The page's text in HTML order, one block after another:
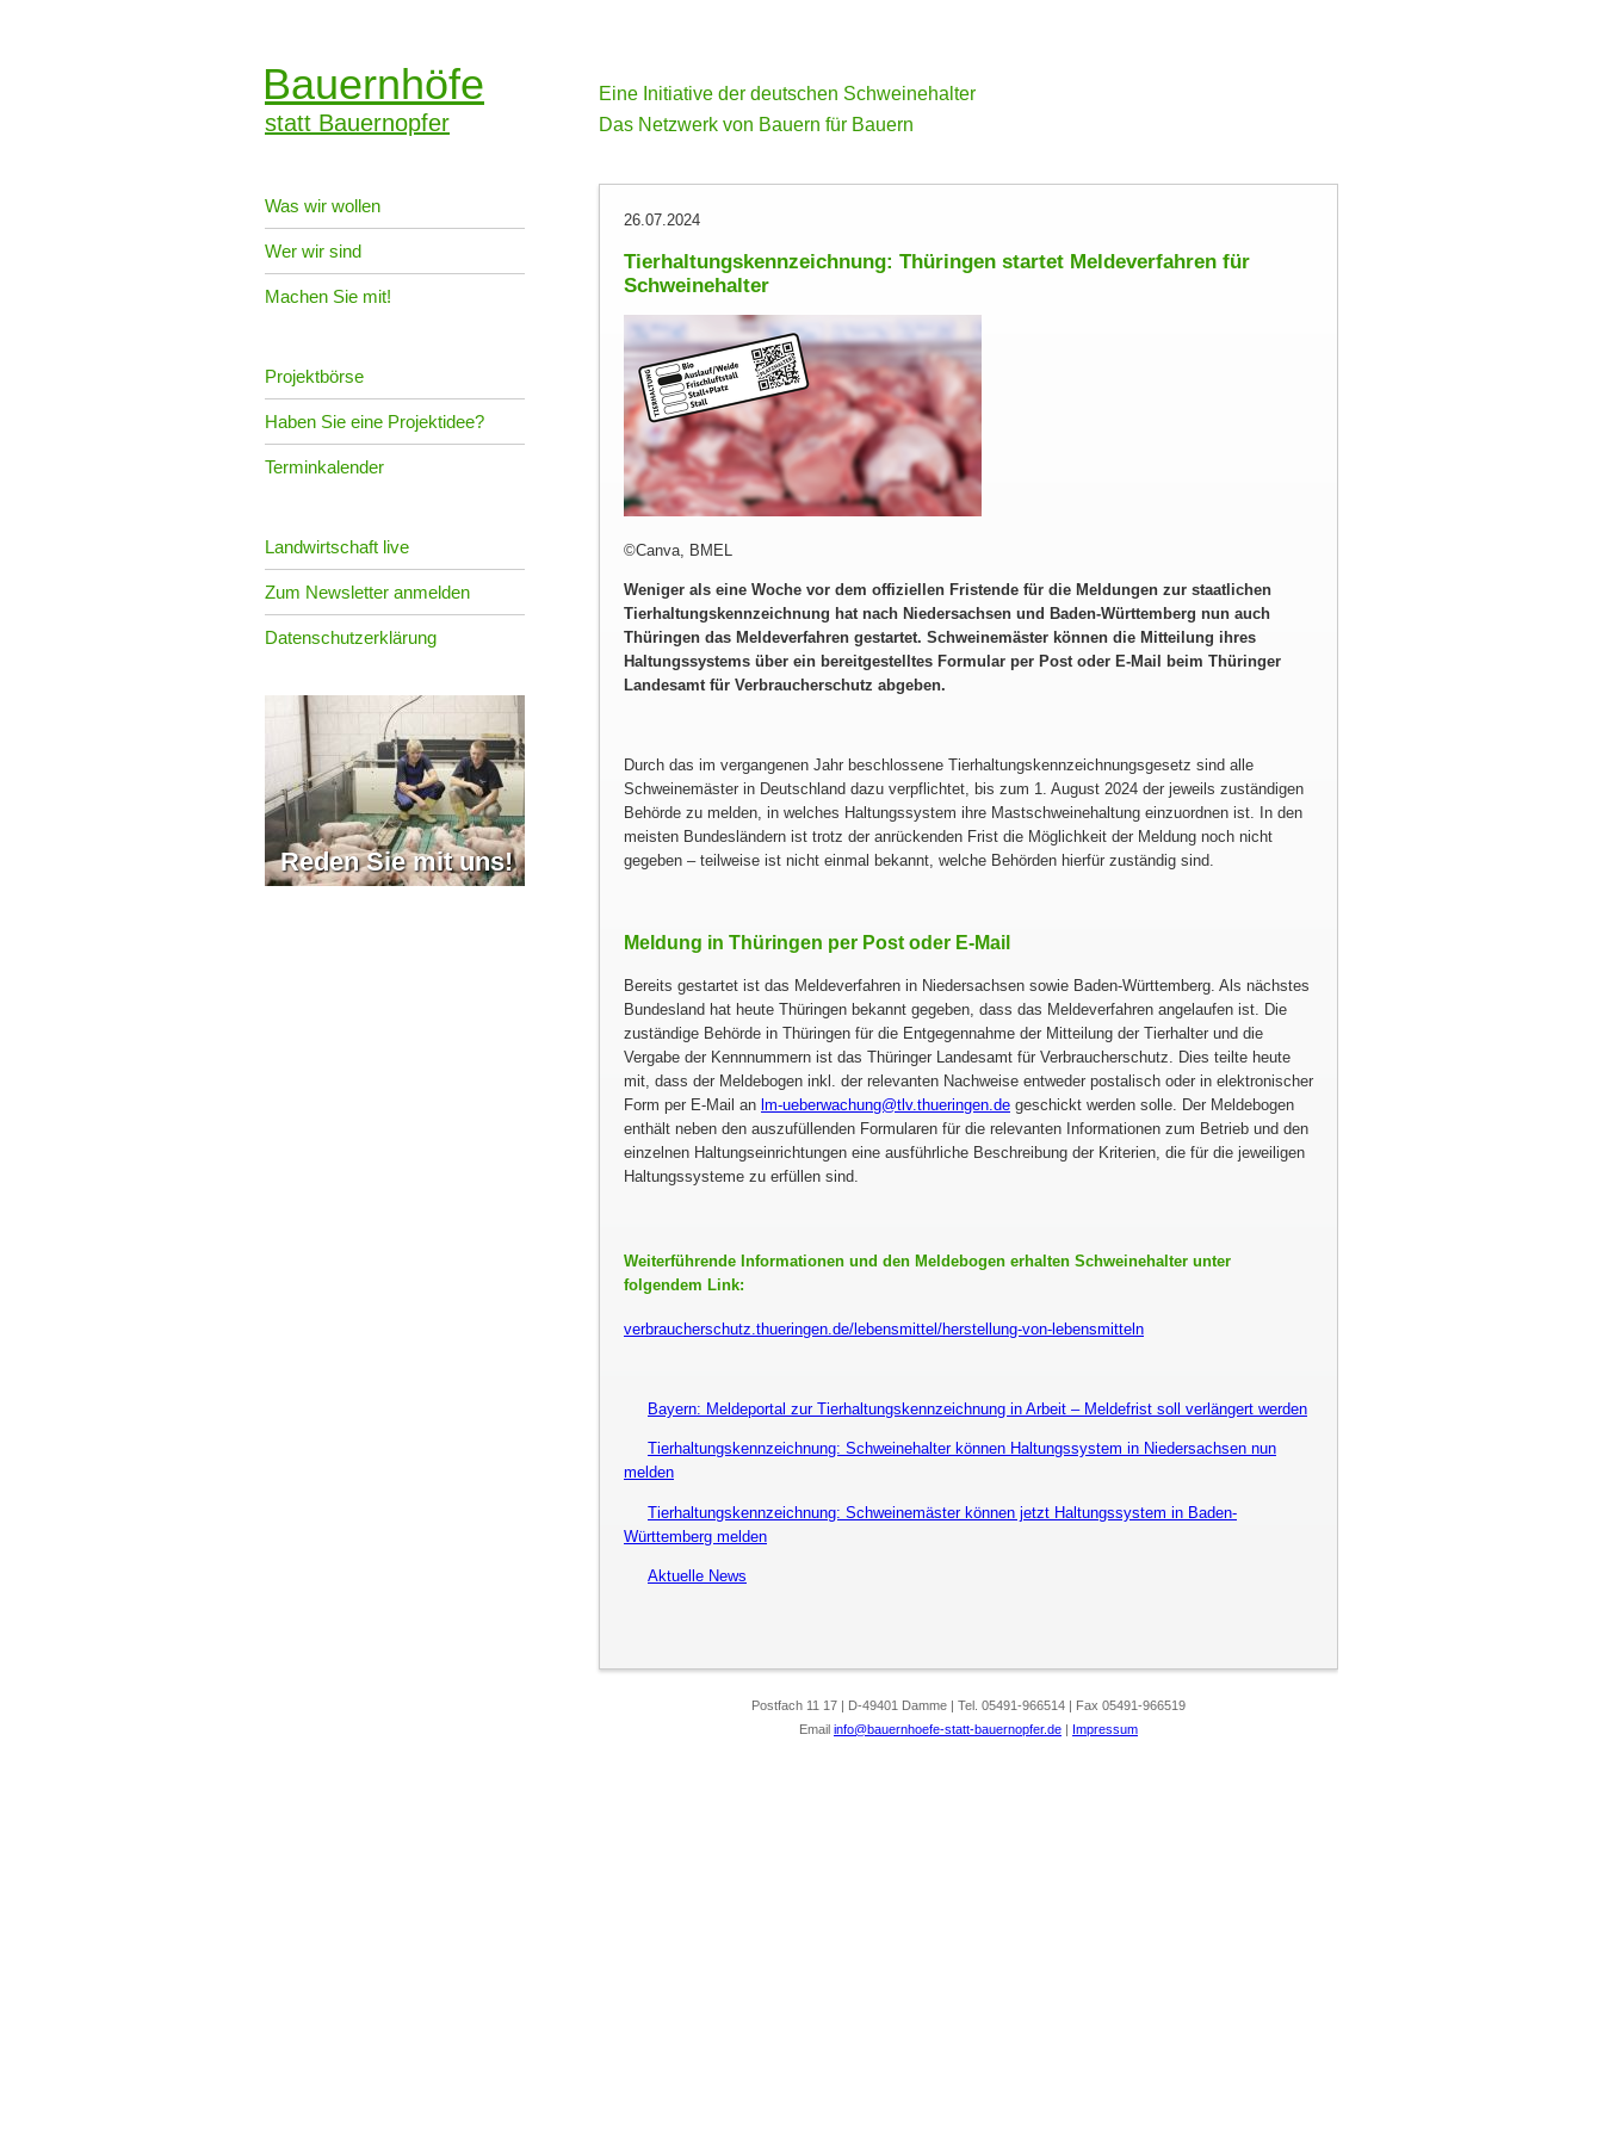
Bauernhöfe
statt Bauernopfer
Eine Initiative der deutschen Schweinehalter
Das Netzwerk von Bauern für Bauern
Was wir wollen
Wer wir sind
Machen Sie mit!
Projektbörse
Haben Sie eine Projektidee?
Terminkalender
Landwirtschaft live
Zum Newsletter anmelden
Datenschutzerklärung
Reden Sie mit uns!
26.07.2024
Tierhaltungskennzeichnung: Thüringen startet Meldeverfahren für
Schweinehalter
©Canva, BMEL
Weniger als eine Woche vor dem offiziellen Fristende für die Meldungen zur staatlichen
Tierhaltungskennzeichnung hat nach Niedersachsen und Baden-Württemberg nun auch
Thüringen das Meldeverfahren gestartet. Schweinemäster können die Mitteilung ihres
Haltungssystems über ein bereitgestelltes Formular per Post oder E-Mail beim Thüringer
Landesamt für Verbraucherschutz abgeben.
Durch das im vergangenen Jahr beschlossene Tierhaltungskennzeichnungsgesetz sind alle
Schweinemäster in Deutschland dazu verpflichtet, bis zum 1. August 2024 der jeweils zuständigen
Behörde zu melden, in welches Haltungssystem ihre Mastschweinehaltung einzuordnen ist. In den
meisten Bundesländern ist trotz der anrückenden Frist die Möglichkeit der Meldung noch nicht
gegeben – teilweise ist nicht einmal bekannt, welche Behörden hierfür zuständig sind.
Meldung in Thüringen per Post oder E-Mail
Bereits gestartet ist das Meldeverfahren in Niedersachsen sowie Baden-Württemberg. Als nächstes
Bundesland hat heute Thüringen bekannt gegeben, dass das Meldeverfahren angelaufen ist. Die
zuständige Behörde in Thüringen für die Entgegennahme der Mitteilung der Tierhalter und die
Vergabe der Kennnummern ist das Thüringer Landesamt für Verbraucherschutz. Dies teilte heute
mit, dass der Meldebogen inkl. der relevanten Nachweise entweder postalisch oder in elektronischer
Form per E-Mail an lm-ueberwachung@tlv.thueringen.de geschickt werden solle. Der Meldebogen
enthält neben den auszufüllenden Formularen für die relevanten Informationen zum Betrieb und den
einzelnen Haltungseinrichtungen eine ausführliche Beschreibung der Kriterien, die für die jeweiligen
Haltungssysteme zu erfüllen sind.
Weiterführende Informationen und den Meldebogen erhalten Schweinehalter unter
folgendem Link:
verbraucherschutz.thueringen.de/lebensmittel/herstellung-von-lebensmitteln
Bayern: Meldeportal zur Tierhaltungskennzeichnung in Arbeit – Meldefrist soll verlängert werden
Tierhaltungskennzeichnung: Schweinehalter können Haltungssystem in Niedersachsen nun
melden
Tierhaltungskennzeichnung: Schweinemäster können jetzt Haltungssystem in Baden-
Württemberg melden
Aktuelle News
Postfach 11 17 | D-49401 Damme | Tel. 05491-966514 | Fax 05491-966519
Email info@bauernhoefe-statt-bauernopfer.de | Impressum